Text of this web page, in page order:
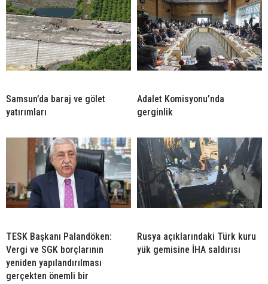
Samsun’da baraj ve gölet
yatırımları
Adalet Komisyonu’nda
gerginlik
TESK Başkanı Palandöken:
Vergi ve SGK borçlarının
yeniden yapılandırılması
gerçekten önemli bir
Rusya açıklarındaki Türk kuru
yük gemisine İHA saldırısı